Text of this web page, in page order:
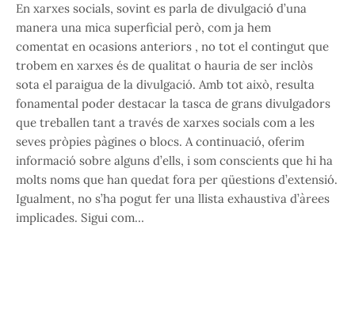
En xarxes socials, sovint es parla de divulgació d’una
manera una mica superficial però, com ja hem
comentat en ocasions anteriors , no tot el contingut que
trobem en xarxes és de qualitat o hauria de ser inclòs
sota el paraigua de la divulgació. Amb tot això, resulta
fonamental poder destacar la tasca de grans divulgadors
que treballen tant a través de xarxes socials com a les
seves pròpies pàgines o blocs. A continuació, oferim
informació sobre alguns d’ells, i som conscients que hi ha
molts noms que han quedat fora per qüestions d’extensió.
Igualment, no s’ha pogut fer una llista exhaustiva d’àrees
implicades. Sigui com…